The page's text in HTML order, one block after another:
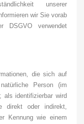
unserer
wir Sie vorab
DSGVO verwendet
die sich auf
Person (im
als identifizierbar wird
direkt oder indirekt,
Kennung wie einem